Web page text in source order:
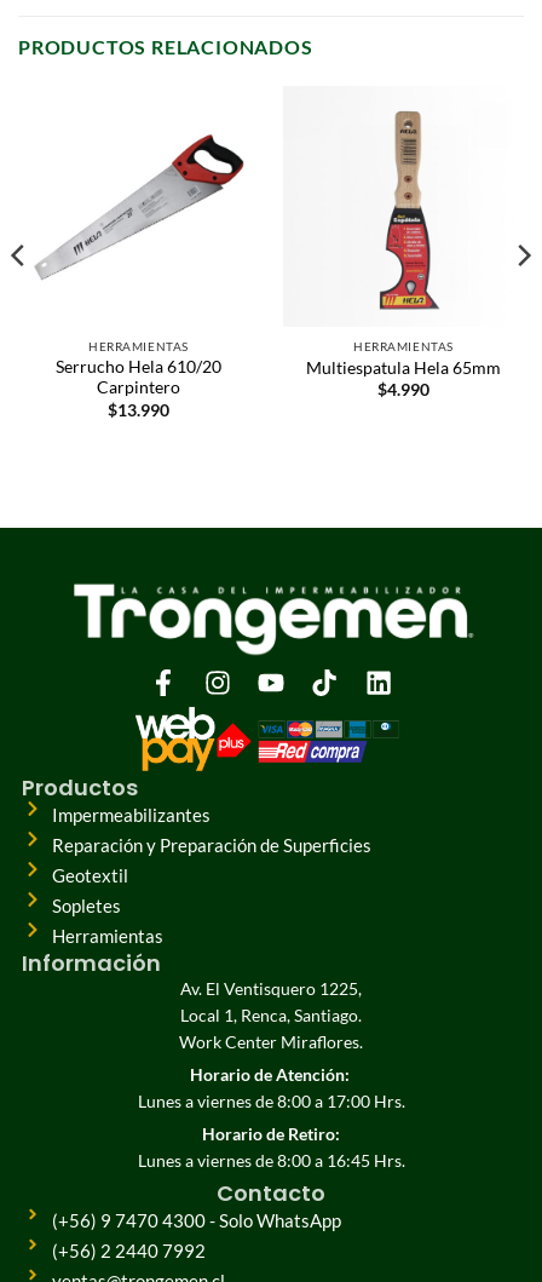
PRODUCTOS RELACIONADOS
HERRAMIENTAS
Serrucho Hela 610/20
Carpintero
$13.990
HERRAMIENTAS
Multiespatula Hela 65mm
$4.990
Información
Av. El Ventisquero 1225,
Local 1, Renca, Santiago.
Work Center Miraflores.
Horario de Atención:
Lunes a viernes de 8:00 a 17:00 Hrs.
Horario de Retiro:
Lunes a viernes de 8:00 a 16:45 Hrs.
Productos
Impermeabilizantes
Reparación y Preparación de Superficies
Geotextil
Sopletes
Herramientas
Contacto
(+56) 9 7470 4300 - Solo WhatsApp
(+56) 2 2440 7992